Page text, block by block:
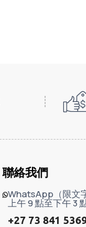
聯絡我們
WhatsApp（限文
上午 9 點至下午 3
+27 73 841